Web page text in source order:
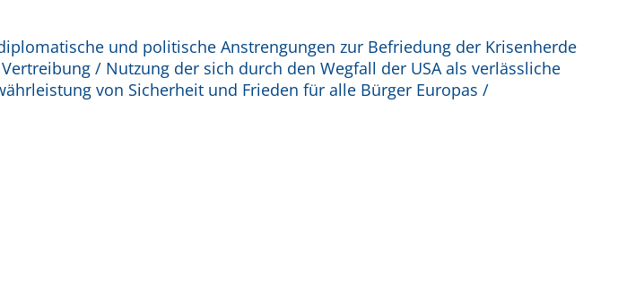
und politische Anstrengungen zur Befriedung der Krisenherde
/ Nutzung der sich durch den Wegfall der USA als verlässliche
von Sicherheit und Frieden für alle Bürger Europas /